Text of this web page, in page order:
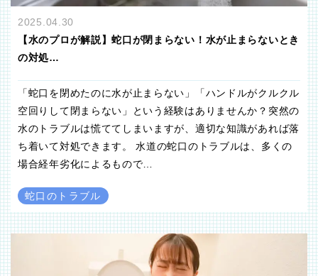
2025.04.30
【水のプロが解説】蛇口が閉まらない！水が止まらないとき
の対処…
「蛇口を閉めたのに水が止まらない」「ハンドルがクルクル
空回りして閉まらない」という経験はありませんか？突然の
水のトラブルは慌ててしまいますが、適切な知識があれば落
ち着いて対処できます。 水道の蛇口のトラブルは、多くの
場合経年劣化によるもので…
蛇口のトラブル